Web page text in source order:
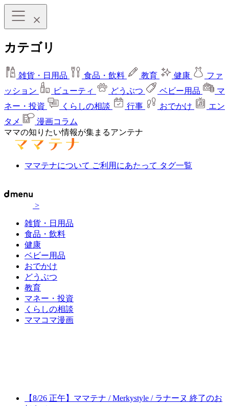
カテゴリ
雑貨・日用品 食品・飲料 教育 健康
ファ
ッション
ビューティ どうぶつ ベビー用品
マ
ネー・投資
くらしの相談 行事 おでかけ
エン
タメ
漫画コラム
ママの知りたい情報が集まるアンテナ
ママテナについて ご利用にあたって タグ一覧
>
雑貨・日用品
食品・飲料
健康
ベビー用品
おでかけ
どうぶつ
教育
マネー・投資
くらしの相談
ママコマ漫画
【8/26 正午】ママテナ / Merkystyle / ラナーヌ 終了のお